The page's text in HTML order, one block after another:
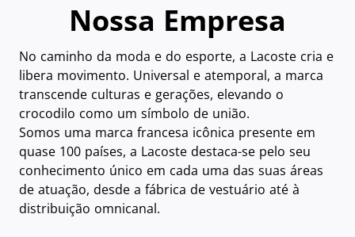
Nossa Empresa
No caminho da moda e do esporte, a Lacoste cria e
libera movimento. Universal e atemporal, a marca
transcende culturas e gerações, elevando o
crocodilo como um símbolo de união.
Somos uma marca francesa icônica presente em
quase 100 países, a Lacoste destaca-se pelo seu
conhecimento único em cada uma das suas áreas
de atuação, desde a fábrica de vestuário até à
distribuição omnicanal.